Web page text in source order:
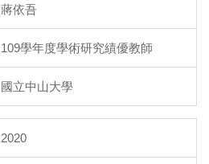
蔣依吾
109學年度學術研究績優教師
國立中山大學
2020